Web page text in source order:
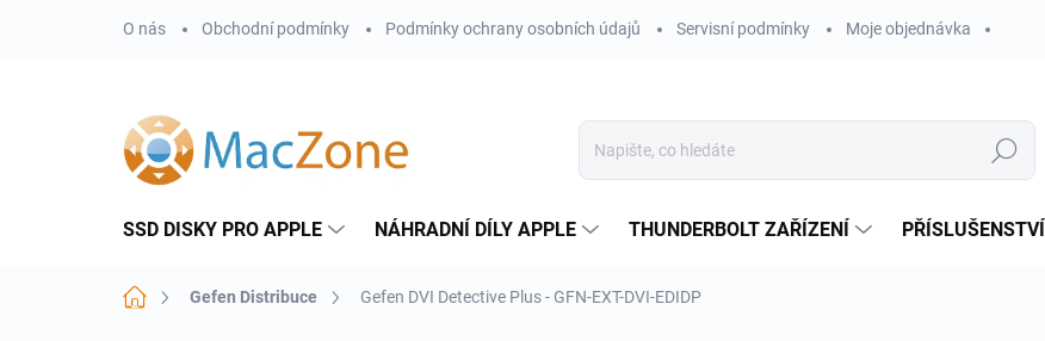
O nás Obchodní podmínky Podmínky ochrany osobních údajů Servisní podmínky Moje objednávka
Hledat
SSD DISKY PRO APPLE NÁHRADNÍ DÍLY APPLE THUNDERBOLT ZAŘÍZENÍ PŘÍSLUŠENSTVÍ
Domů Gefen Distribuce Gefen DVI Detective Plus - GFN-EXT-DVI-EDIDP